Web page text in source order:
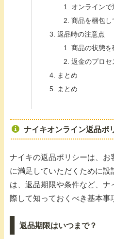
オンライン
商品を梱包し
返品時の注意点
商品の状態を
返金のプロセ
まとめ
まとめ
ナイキオンライン返品ポ
ナイキの返品ポリシーは、お
に満足していただくために
は、返品期限や条件など、ナ
際して知っておくべき基本事
返品期限はいつまで？